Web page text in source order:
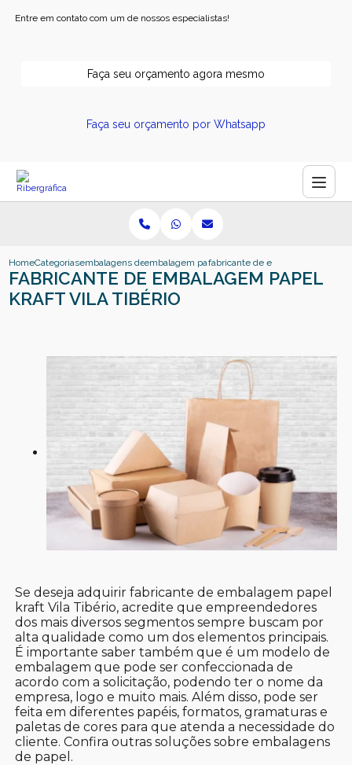
Entre em contato com um de nossos especialistas!
Faça seu orçamento agora mesmo
Faça seu orçamento por Whatsapp
HomeCategoriasembalagens de papelembalagem papel kraftfabricante de embalagem papel
FABRICANTE DE EMBALAGEM PAPEL
KRAFT VILA TIBÉRIO
Se deseja adquirir fabricante de embalagem papel
kraft Vila Tibério, acredite que empreendedores
dos mais diversos segmentos sempre buscam por
alta qualidade como um dos elementos principais.
É importante saber também que é um modelo de
embalagem que pode ser confeccionada de
acordo com a solicitação, podendo ter o nome da
empresa, logo e muito mais. Além disso, pode ser
feita em diferentes papéis, formatos, gramaturas e
paletas de cores para que atenda a necessidade do
cliente. Confira outras soluções sobre embalagens
de papel.